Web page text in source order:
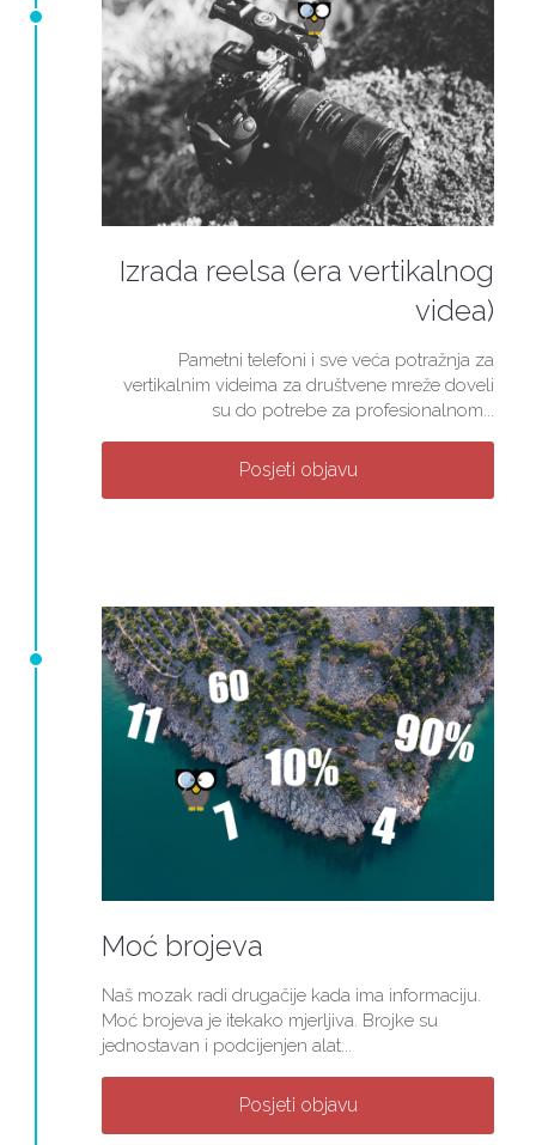
Izrada reelsa (era vertikalnog
videa)
Pametni telefoni i sve veća potražnja za
vertikalnim videima za društvene mreže doveli
su do potrebe za profesionalnom...
Posjeti objavu
Moć brojeva
Naš mozak radi drugačije kada ima informaciju.
Moć brojeva je itekako mjerljiva. Brojke su
jednostavan i podcijenjen alat...
Posjeti objavu